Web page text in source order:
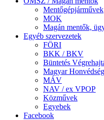
Mentőgépjárművek
MOK
Magán mentők,
Egyéb szervezetek
FÖRI
BKK / BKV
Büntetés
Magyar Honvédség
MÁV
NAV / ex VPOP
Közművek
Egyebek
Facebook